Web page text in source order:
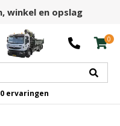
winkel en opslag
0
ervaringen